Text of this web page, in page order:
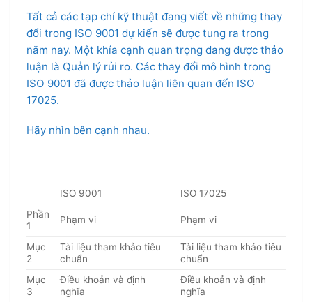
Tất cả các tạp chí kỹ thuật đang viết về những thay
đổi trong ISO 9001 dự kiến ​​sẽ được tung ra trong
năm nay. Một khía cạnh quan trọng đang được thảo
luận là Quản lý rủi ro. Các thay đổi mô hình trong
ISO 9001 đã được thảo luận liên quan đến ISO
17025.
Hãy nhìn bên cạnh nhau.
ISO 9001
ISO 17025
Phần
1
Phạm vi Phạm vi
Mục
2
Tài liệu tham khảo tiêu
chuẩn
Tài liệu tham khảo tiêu
chuẩn
Mục
3
Điều khoản và định
nghĩa
Điều khoản và định
nghĩa